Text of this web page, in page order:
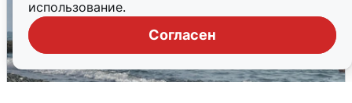
использование.
Согласен